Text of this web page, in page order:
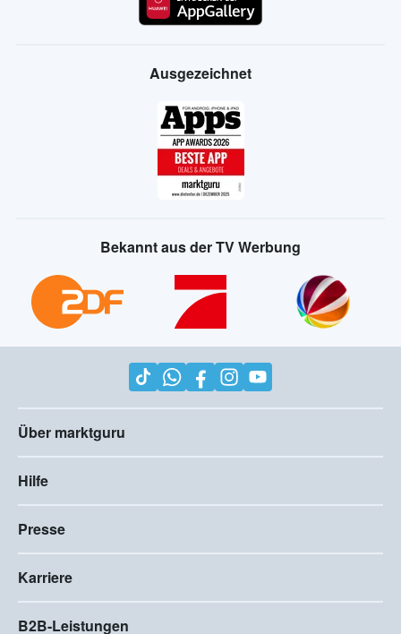
Ausgezeichnet
Bekannt aus der TV Werbung
Über marktguru
Hilfe
Presse
Karriere
B2B-Leistungen